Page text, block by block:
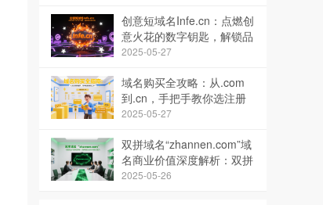
创意短域名Infe.cn：点燃创
意火花的数字钥匙，解锁品
牌无限可能
2025-05-27
域名购买全攻略：从.com
到.cn，手把手教你选注册
商、避坑省钱！
2025-05-27
双拼域名“zhannen.com”域
名商业价值深度解析：双拼
域名在展能领域的投资潜力
2025-05-26